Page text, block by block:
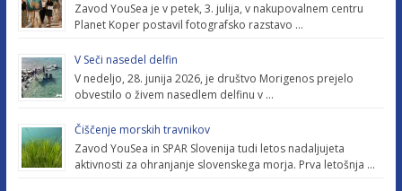
Zavod YouSea je v petek, 3. julija, v nakupovalnem centru
Planet Koper postavil fotografsko razstavo …
V Seči nasedel delfin
V nedeljo, 28. junija 2026, je društvo Morigenos prejelo
obvestilo o živem nasedlem delfinu v …
Čiščenje morskih travnikov
Zavod YouSea in SPAR Slovenija tudi letos nadaljujeta
aktivnosti za ohranjanje slovenskega morja. Prva letošnja …